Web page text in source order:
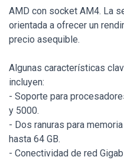
AMD con socket AM4. La
orientada a ofrecer un
precio asequible.
Algunas características
incluyen:
- Soporte para
y 5000.
- Dos ranuras para
hasta 64 GB.
- Conectividad de red